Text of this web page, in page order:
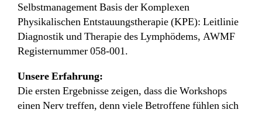
Selbstmanagement Basis der Komplexen
Physikalischen Entstauungstherapie (KPE): Leitlinie
Diagnostik und Therapie des Lymphödems, AWMF
Registernummer 058-001.
Unsere Erfahrung:
Die ersten Ergebnisse zeigen, dass die Workshops
einen Nerv treffen, denn viele Betroffene fühlen sich